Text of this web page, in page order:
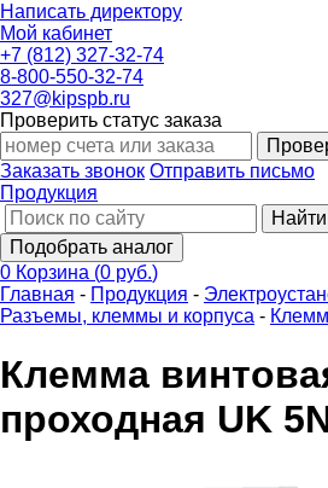
Написать директору
Мой кабинет
+7 (812) 327-32-74
8-800-550-32-74
327@kipspb.ru
Проверить статус заказа
Заказать звонок Отправить письмо
Продукция
Найти
Подобрать аналог
0 Корзина (0 руб.)
Главная - Продукция -
Разъемы, клеммы и корпуса -
Клемма
проходная UK